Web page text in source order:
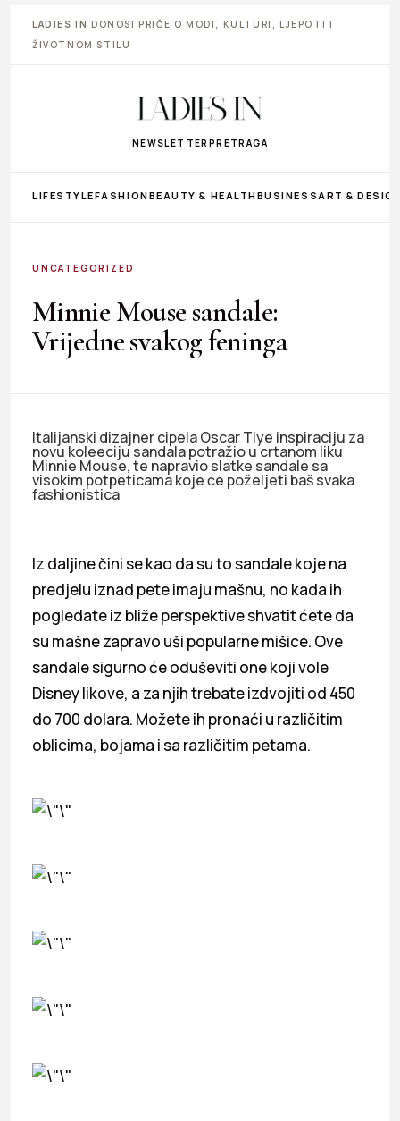
LADIES IN DONOSI PRIČE O MODI, KULTURI, LJEPOTI I
ŽIVOTNOM STILU
NEWSLETTER PRETRAGA
LIFESTYLEFASHIONBEAUTY & HEALTHBUSINESS ART &
UNCATEGORIZED
Minnie Mouse sandale:
Vrijedne svakog feninga
Italijanski dizajner cipela Oscar Tiye inspiraciju za
novu koleeciju sandala potražio u crtanom liku
Minnie Mouse, te napravio slatke sandale sa
visokim potpeticama koje će poželjeti baš svaka
fashionistica
Iz daljine čini se kao da su to sandale koje na
predjelu iznad pete imaju mašnu, no kada ih
pogledate iz bliže perspektive shvatit ćete da
su mašne zapravo uši popularne mišice. Ove
sandale sigurno će oduševiti one koji vole
Disney likove, a za njih trebate izdvojiti od 450
do 700 dolara. Možete ih pronaći u različitim
oblicima, bojama i sa različitim petama.